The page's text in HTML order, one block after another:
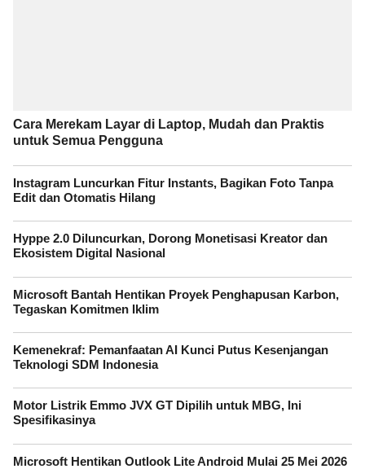
Cara Merekam Layar di Laptop, Mudah dan Praktis
untuk Semua Pengguna
Instagram Luncurkan Fitur Instants, Bagikan Foto Tanpa
Edit dan Otomatis Hilang
Hyppe 2.0 Diluncurkan, Dorong Monetisasi Kreator dan
Ekosistem Digital Nasional
Microsoft Bantah Hentikan Proyek Penghapusan Karbon,
Tegaskan Komitmen Iklim
Kemenekraf: Pemanfaatan AI Kunci Putus Kesenjangan
Teknologi SDM Indonesia
Motor Listrik Emmo JVX GT Dipilih untuk MBG, Ini
Spesifikasinya
Microsoft Hentikan Outlook Lite Android Mulai 25 Mei 2026